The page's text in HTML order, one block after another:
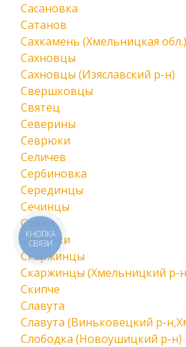
Сасановка
Сатанов
Сахкамень (Хмельницкая обл.)
Сахновцы
Сахновцы (Изяславский р-н)
Свершковцы
Святец
Северины
Севрюки
Селичев
Сербиновка
Серединцы
Сечинцы
Сивки
Синютки
Скаржинцы
Скаржинцы (Хмельницкий р-
Скипче
Славута
Славута (Виньковецкий р-
Слободка (Новоушицкий р-н)
КНОПКА
СВЯЗИ